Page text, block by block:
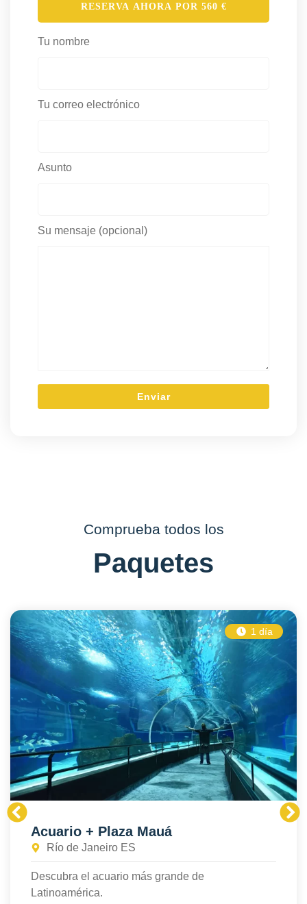
RESERVA AHORA POR 560 €
Tu nombre
Tu correo electrónico
Asunto
Su mensaje (opcional)
Comprueba todos los
Paquetes
1 día
Acuario + Plaza Mauá
Río de Janeiro ES
Descubra el acuario más grande de
Latinoamérica.